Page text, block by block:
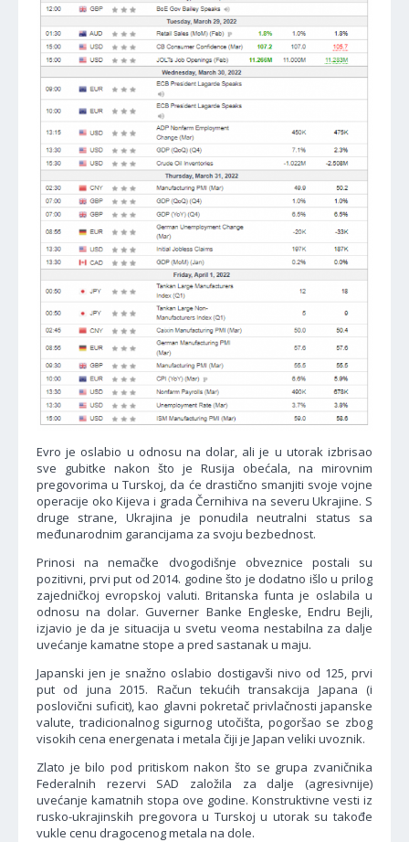
Evro je oslabio u odnosu na dolar, ali je u utorak izbrisao
sve gubitke nakon što je Rusija obećala, na mirovnim
pregovorima u Turskoj, da će drastično smanjiti svoje vojne
operacije oko Kijeva i grada Černihiva na severu Ukrajine. S
druge strane, Ukrajina je ponudila neutralni status sa
međunarodnim garancijama za svoju bezbednost.
Prinosi na nemačke dvogodišnje obveznice postali su
pozitivni, prvi put od 2014. godine što je dodatno išlo u prilog
zajedničkoj evropskoj valuti. Britanska funta je oslabila u
odnosu na dolar. Guverner Banke Engleske, Endru Bejli,
izjavio je da je situacija u svetu veoma nestabilna za dalje
uvećanje kamatne stope a pred sastanak u maju.
Japanski jen je snažno oslabio dostigavši nivo od 125, prvi
put od juna 2015. Račun tekućih transakcija Japana (i
poslovični suficit), kao glavni pokretač privlačnosti japanske
valute, tradicionalnog sigurnog utočišta, pogoršao se zbog
visokih cena energenata i metala čiji je Japan veliki uvoznik.
Zlato je bilo pod pritiskom nakon što se grupa zvaničnika
Federalnih rezervi SAD založila za dalje (agresivnije)
uvećanje kamatnih stopa ove godine. Konstruktivne vesti iz
rusko-ukrajinskih pregovora u Turskoj u utorak su takođe
vukle cenu dragocenog metala na dole.